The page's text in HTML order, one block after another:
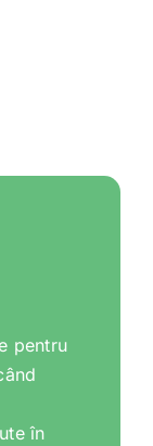
pentru
în